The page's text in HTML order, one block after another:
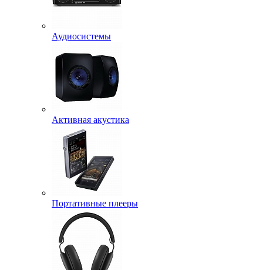
Аудиосистемы
Активная акустика
Портативные плееры